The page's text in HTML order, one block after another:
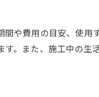
や費用の目安、使用
。また、施工中の生